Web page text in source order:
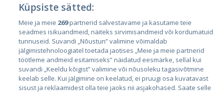
Riigid
Eesti
Läti
Leedu
Küpsiste sätted:
Meie ja meie 269partnerid salvestavame ja kasutame teie
seadmes isikuandmeid, näiteks sirvimisandmeid või kordumatuid
tunnuseid. Suvandi „Nõustun” valimine võimaldab
jälgimistehnoloogiatel toetada jaotises „Meie ja meie partnerid
töötleme andmeid esitamiseks” näidatud eesmärke, sellal kui
suvandi „Keeldu kõigist” valimine või nõusoleku tagasivõtmine
keelab selle. Kui jälgimine on keelatud, ei pruugi osa kuvatavast
sisust ja reklaamidest olla teie jaoks nii asjakohased. Saate selle